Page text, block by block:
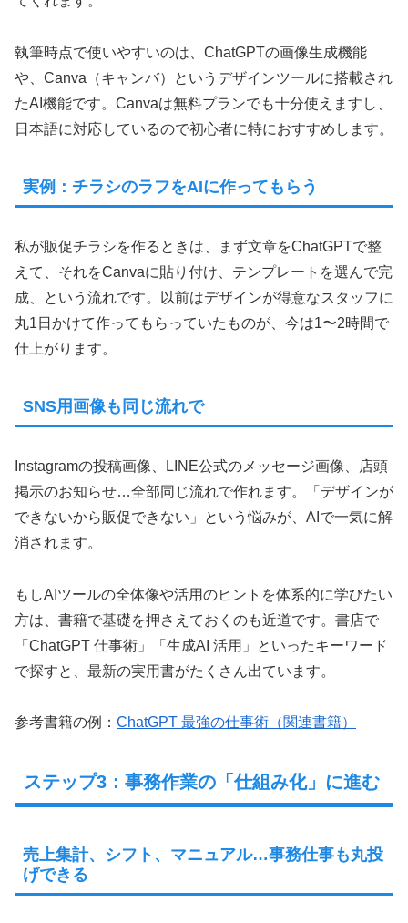
執筆時点で使いやすいのは、ChatGPTの画像生成機能
や、Canva（キャンバ）というデザインツールに搭載され
たAI機能です。Canvaは無料プランでも十分使えますし、
日本語に対応しているので初心者に特におすすめします。
実例：チラシのラフをAIに作ってもらう
私が販促チラシを作るときは、まず文章をChatGPTで整
えて、それをCanvaに貼り付け、テンプレートを選んで完
成、という流れです。以前はデザインが得意なスタッフに
丸1日かけて作ってもらっていたものが、今は1〜2時間で
仕上がります。
SNS用画像も同じ流れで
Instagramの投稿画像、LINE公式のメッセージ画像、店頭
掲示のお知らせ…全部同じ流れで作れます。「デザインが
できないから販促できない」という悩みが、AIで一気に解
消されます。
もしAIツールの全体像や活用のヒントを体系的に学びたい
方は、書籍で基礎を押さえておくのも近道です。書店で
「ChatGPT 仕事術」「生成AI 活用」といったキーワード
で探すと、最新の実用書がたくさん出ています。
参考書籍の例： ChatGPT 最強の仕事術（関連書籍）
ステップ3：事務作業の「仕組み化」に進む
売上集計、シフト、マニュアル…事務仕事も丸投
げできる